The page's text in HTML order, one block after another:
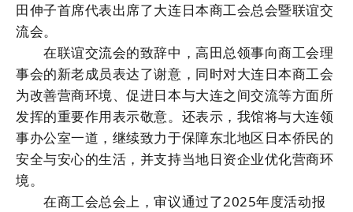
田伸子首席代表出席了大连日本商工会总会暨联谊交
流会。
在联谊交流会的致辞中，高田总领事向商工会理
事会的新老成员表达了谢意，同时对大连日本商工会
为改善营商环境、促进日本与大连之间交流等方面所
发挥的重要作用表示敬意。还表示，我馆将与大连领
事办公室一道，继续致力于保障东北地区日本侨民的
安全与安心的生活，并支持当地日资企业优化营商环
境。
在商工会总会上，审议通过了2025年度活动报